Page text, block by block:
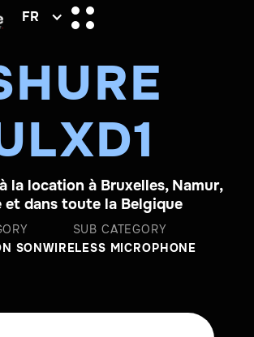
FR
la location à Bruxelles, Namur,
et dans toute la Belgique
SON
SUB CATEGORY
WIRELESS MICROPHONE